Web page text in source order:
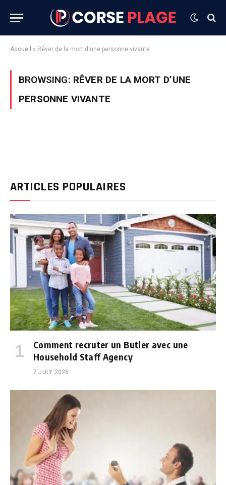
Accueil » Rêver de la mort d'une personne vivante
BROWSING: RÊVER DE LA MORT D’UNE
PERSONNE VIVANTE
ARTICLES POPULAIRES
Comment recruter un Butler avec une
Household Staff Agency
7 JULY 2026